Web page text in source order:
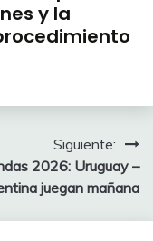
y la
Siguiente:
2026: Uruguay –
juegan mañana